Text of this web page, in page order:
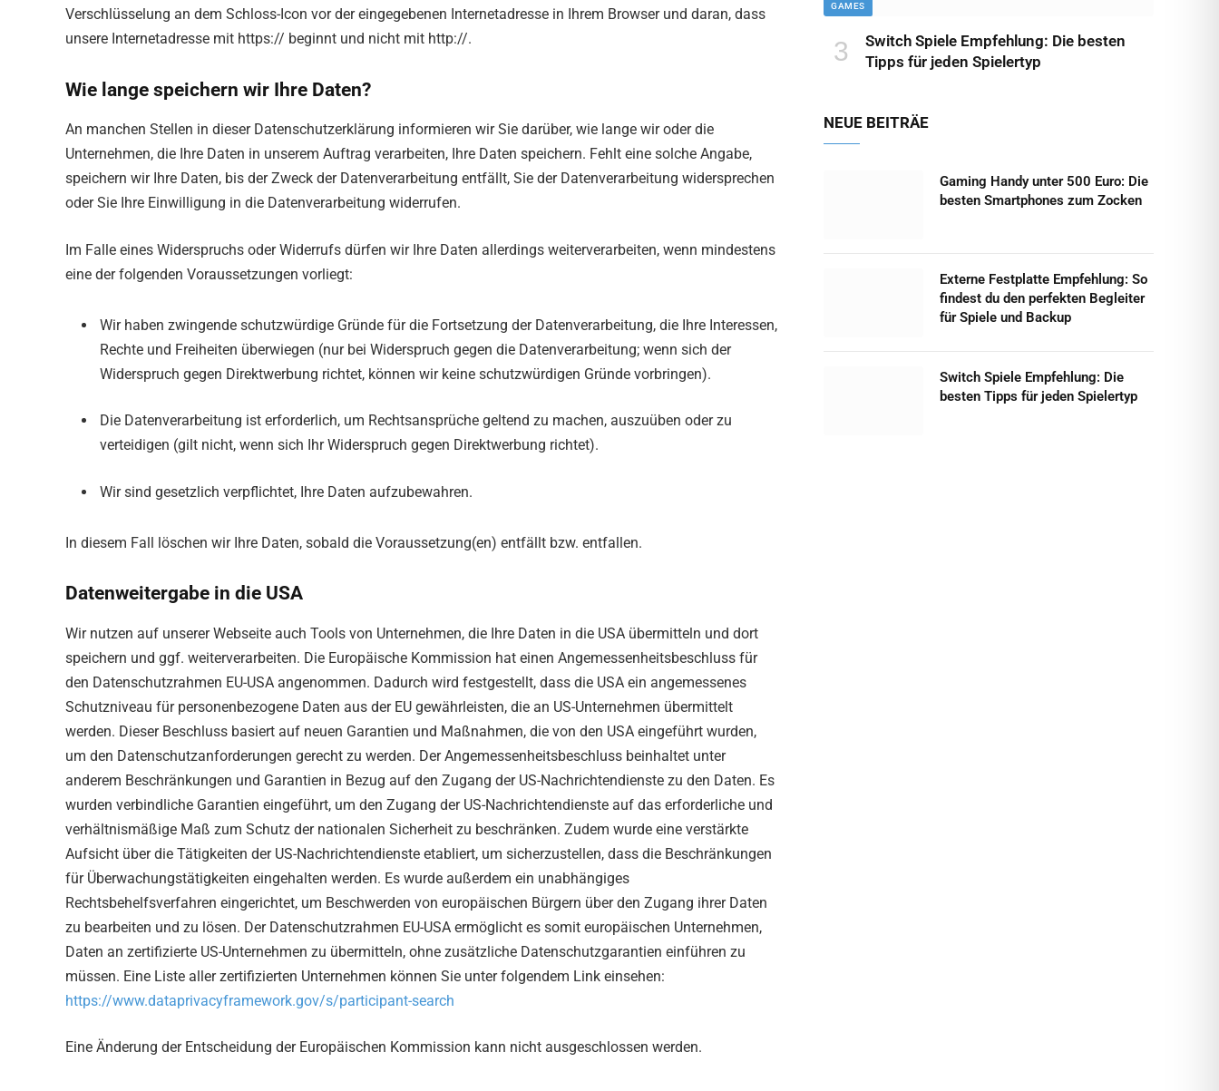
Verschlüsselung an dem Schloss-Icon vor der eingegebenen Internetadresse in Ihrem Browser und daran, dass
unsere Internetadresse mit https:// beginnt und nicht mit http://.
Wie lange speichern wir Ihre Daten?
An manchen Stellen in dieser Datenschutzerklärung informieren wir Sie darüber, wie lange wir oder die
Unternehmen, die Ihre Daten in unserem Auftrag verarbeiten, Ihre Daten speichern. Fehlt eine solche Angabe,
speichern wir Ihre Daten, bis der Zweck der Datenverarbeitung entfällt, Sie der Datenverarbeitung widersprechen
oder Sie Ihre Einwilligung in die Datenverarbeitung widerrufen.
Im Falle eines Widerspruchs oder Widerrufs dürfen wir Ihre Daten allerdings weiterverarbeiten, wenn mindestens
eine der folgenden Voraussetzungen vorliegt:
Wir haben zwingende schutzwürdige Gründe für die Fortsetzung der Datenverarbeitung, die Ihre Interessen,
Rechte und Freiheiten überwiegen (nur bei Widerspruch gegen die Datenverarbeitung; wenn sich der
Widerspruch gegen Direktwerbung richtet, können wir keine schutzwürdigen Gründe vorbringen).
Die Datenverarbeitung ist erforderlich, um Rechtsansprüche geltend zu machen, auszuüben oder zu
verteidigen (gilt nicht, wenn sich Ihr Widerspruch gegen Direktwerbung richtet).
Wir sind gesetzlich verpflichtet, Ihre Daten aufzubewahren.
In diesem Fall löschen wir Ihre Daten, sobald die Voraussetzung(en) entfällt bzw. entfallen.
Datenweitergabe in die USA
Wir nutzen auf unserer Webseite auch Tools von Unternehmen, die Ihre Daten in die USA übermitteln und dort
speichern und ggf. weiterverarbeiten. Die Europäische Kommission hat einen Angemessenheitsbeschluss für
den Datenschutzrahmen EU-USA angenommen. Dadurch wird festgestellt, dass die USA ein angemessenes
Schutzniveau für personenbezogene Daten aus der EU gewährleisten, die an US-Unternehmen übermittelt
werden. Dieser Beschluss basiert auf neuen Garantien und Maßnahmen, die von den USA eingeführt wurden,
um den Datenschutzanforderungen gerecht zu werden. Der Angemessenheitsbeschluss beinhaltet unter
anderem Beschränkungen und Garantien in Bezug auf den Zugang der US-Nachrichtendienste zu den Daten. Es
wurden verbindliche Garantien eingeführt, um den Zugang der US-Nachrichtendienste auf das erforderliche und
verhältnismäßige Maß zum Schutz der nationalen Sicherheit zu beschränken. Zudem wurde eine verstärkte
Aufsicht über die Tätigkeiten der US-Nachrichtendienste etabliert, um sicherzustellen, dass die Beschränkungen
für Überwachungstätigkeiten eingehalten werden. Es wurde außerdem ein unabhängiges
Rechtsbehelfsverfahren eingerichtet, um Beschwerden von europäischen Bürgern über den Zugang ihrer Daten
zu bearbeiten und zu lösen. Der Datenschutzrahmen EU-USA ermöglicht es somit europäischen Unternehmen,
Daten an zertifizierte US-Unternehmen zu übermitteln, ohne zusätzliche Datenschutzgarantien einführen zu
müssen. Eine Liste aller zertifizierten Unternehmen können Sie unter folgendem Link einsehen:
https://www.dataprivacyframework.gov/s/participant-search
Eine Änderung der Entscheidung der Europäischen Kommission kann nicht ausgeschlossen werden.
GAMES
Switch Spiele Empfehlung: Die besten
Tipps für jeden Spielertyp
NEUE BEITRÄE
Gaming Handy unter 500 Euro: Die
besten Smartphones zum Zocken
Externe Festplatte Empfehlung: So
findest du den perfekten Begleiter
für Spiele und Backup
Switch Spiele Empfehlung: Die
besten Tipps für jeden Spielertyp